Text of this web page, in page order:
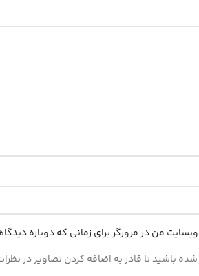
وبسایت من در مرورگر برای زمانی که دوباره
باشید تا قادر به اضافه کردن تصاویر در